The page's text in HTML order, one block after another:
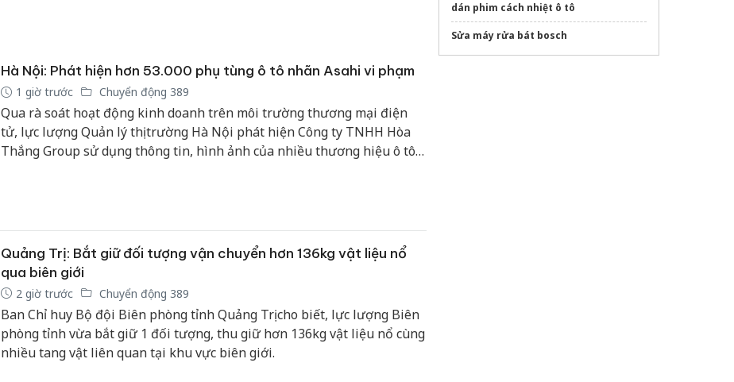
Hà Nội: Phát hiện hơn 53.000 phụ tùng ô tô nhãn Asahi vi phạm
1 giờ trước Chuyển động 389
Qua rà soát hoạt động kinh doanh trên môi trường thương mại điện
tử, lực lượng Quản lý thị trường Hà Nội phát hiện Công ty TNHH Hòa
Thắng Group sử dụng thông tin, hình ảnh của nhiều thương hiệu ô tô
Quảng Trị: Bắt giữ đối tượng vận chuyển hơn 136kg vật liệu nổ
qua biên giới
2 giờ trước Chuyển động 389
Ban Chỉ huy Bộ đội Biên phòng tỉnh Quảng Trị cho biết, lực lượng Biên
phòng tỉnh vừa bắt giữ 1 đối tượng, thu giữ hơn 136kg vật liệu nổ cùng
nhiều tang vật liên quan tại khu vực biên giới.
dán phim cách nhiệt ô tô
Sửa máy rửa bát bosch